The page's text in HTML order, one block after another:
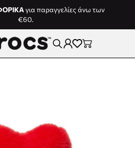
για παραγγελίες άνω των
€60.